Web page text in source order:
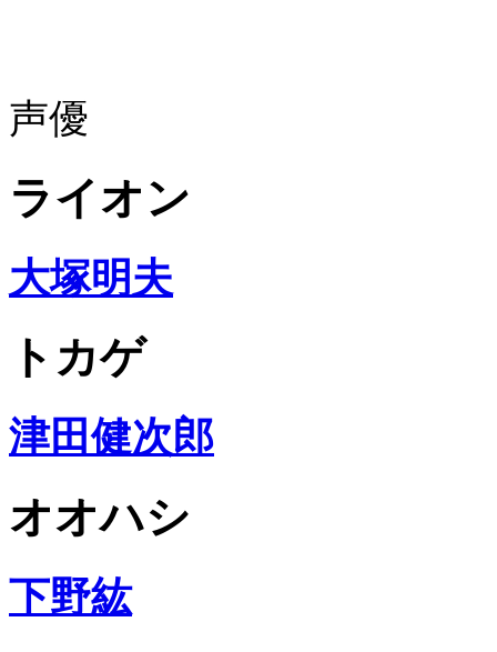
声優
ライオン
大塚明夫
トカゲ
津田健次郎
オオハシ
下野紘